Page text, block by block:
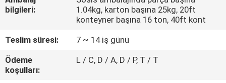
DURUMLAR
bilgileri:
1.04kg, karton başına 25kg, 20ft
konteyner başına 16 ton, 40ft kont
Teslim süresi:
7 ~ 14 iş günü
Ödeme
koşulları:
L / C, D / A, D / P, T / T